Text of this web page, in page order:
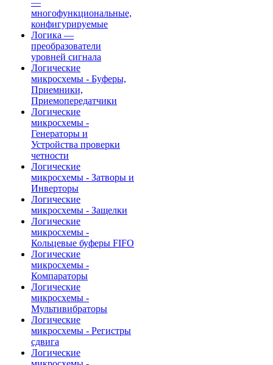
—
многофункциональные,
конфигурируемые
Логика —
преобразователи
уровней сигнала
Логические
микросхемы - Буферы,
Приемники,
Приемопередатчики
Логические
микросхемы -
Генераторы и
Устройства проверки
четности
Логические
микросхемы - Затворы и
Инверторы
Логические
микросхемы - Защелки
Логические
микросхемы -
Кольцевые буферы FIFO
Логические
микросхемы -
Компараторы
Логические
микросхемы -
Мультивибраторы
Логические
микросхемы - Регистры
сдвига
Логические